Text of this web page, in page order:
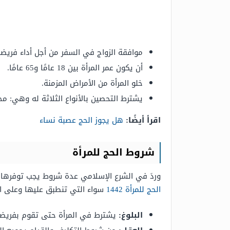
موافقة الزواج في السفر من أجل أداء
أن يكون عمر المرأة بين 18 عامًا و65 عامًا.
خلو المرأة من الأمراض المزمنة.
يشترط التحصين بالأنواع الثلاثة له
اقرأ أيضًا: هل يجوز الحج عصبة نساء
شروط الحج للمرأة
وردَ في الشرع الإسلامي عدة شروط يجب توفرها
الحج للمرأة 1442
سواء التي تنطبق عليها وعلى
البلوغ: يشترط في المرأة حتى تقوم